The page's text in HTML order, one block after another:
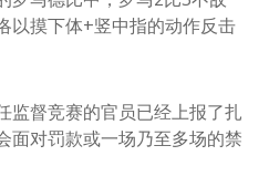
以摸下体+竖中指的动作反击
监督竞赛的官员已经上报了扎
面对罚款或一场乃至多场的禁